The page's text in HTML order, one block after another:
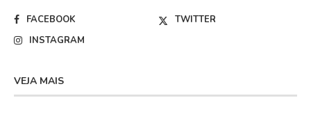
FACEBOOK
TWITTER
INSTAGRAM
VEJA MAIS